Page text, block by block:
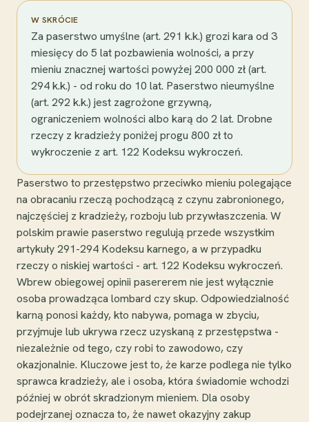
W SKRÓCIE
Za paserstwo umyślne (art. 291 k.k.) grozi kara od 3
miesięcy do 5 lat pozbawienia wolności, a przy
mieniu znacznej wartości powyżej 200 000 zł (art.
294 k.k.) - od roku do 10 lat. Paserstwo nieumyślne
(art. 292 k.k.) jest zagrożone grzywną,
ograniczeniem wolności albo karą do 2 lat. Drobne
rzeczy z kradzieży poniżej progu 800 zł to
wykroczenie z art. 122 Kodeksu wykroczeń.
Paserstwo to przestępstwo przeciwko mieniu polegające
na obracaniu rzeczą pochodzącą z czynu zabronionego,
najczęściej z kradzieży, rozboju lub przywłaszczenia. W
polskim prawie paserstwo regulują przede wszystkim
artykuły 291-294 Kodeksu karnego, a w przypadku
rzeczy o niskiej wartości - art. 122 Kodeksu wykroczeń.
Wbrew obiegowej opinii pasererem nie jest wyłącznie
osoba prowadząca lombard czy skup. Odpowiedzialność
karną ponosi każdy, kto nabywa, pomaga w zbyciu,
przyjmuje lub ukrywa rzecz uzyskaną z przestępstwa -
niezależnie od tego, czy robi to zawodowo, czy
okazjonalnie. Kluczowe jest to, że karze podlega nie tylko
sprawca kradzieży, ale i osoba, która świadomie wchodzi
później w obrót skradzionym mieniem. Dla osoby
podejrzanej oznacza to, że nawet okazyjny zakup